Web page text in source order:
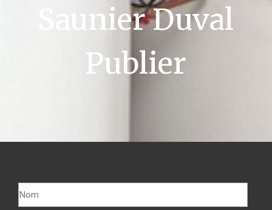
Saunier Duval
Publier